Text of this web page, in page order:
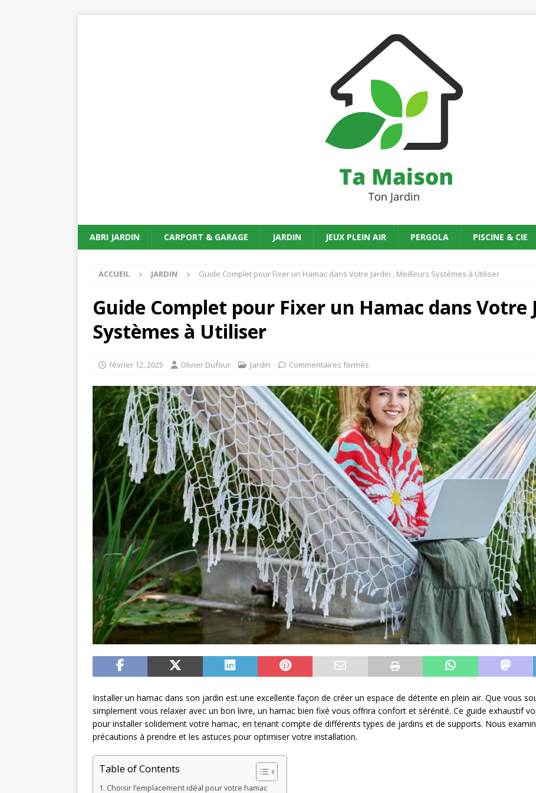
ABRI JARDIN CARPORT & GARAGE JARDIN JEUX PLEIN AIR PERGOLA PISCINE & CIE
ACCUEIL JARDIN Guide Complet pour Fixer un Hamac dans Votre Jardin : Meilleurs Systèmes à Utiliser
Guide Complet pour Fixer un Hamac dans Votre
Systèmes à Utiliser
février 12, 2025 Olivier Dufour Jardin Commentaires fermés
Installer un hamac dans son jardin est une excellente façon de créer un espace de détente en plein air. Que vous
simplement vous relaxer avec un bon livre, un hamac bien fixé vous offrira confort et sérénité. Ce guide exhaustif
pour installer solidement votre hamac, en tenant compte de différents types de jardins et de supports. Nous
précautions à prendre et les astuces pour optimiser votre installation.
Table of Contents
Choisir l’emplacement idéal pour votre hamac